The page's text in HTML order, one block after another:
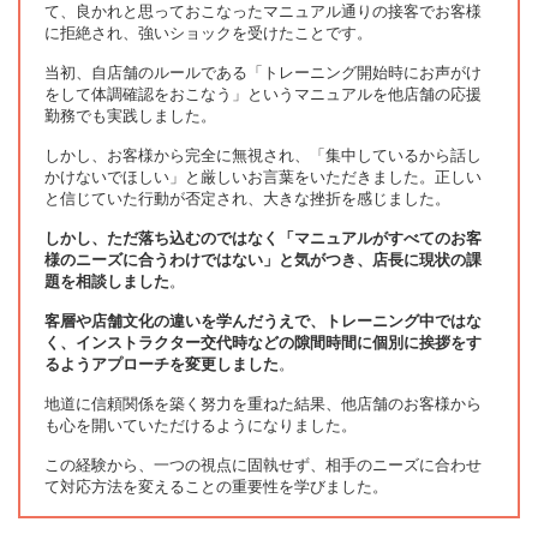
て、良かれと思っておこなったマニュアル通りの接客でお客様
に拒絶され、強いショックを受けたことです。
当初、自店舗のルールである「トレーニング開始時にお声がけ
をして体調確認をおこなう」というマニュアルを他店舗の応援
勤務でも実践しました。
しかし、お客様から完全に無視され、「集中しているから話し
かけないでほしい」と厳しいお言葉をいただきました。正しい
と信じていた行動が否定され、大きな挫折を感じました。
しかし、ただ落ち込むのではなく「マニュアルがすべてのお客
様のニーズに合うわけではない」と気がつき、店長に現状の課
題を相談しました 。
客層や店舗文化の違いを学んだうえで、トレーニング中ではな
く、インストラクター交代時などの隙間時間に個別に挨拶をす
るようアプローチを変更しました 。
地道に信頼関係を築く努力を重ねた結果、他店舗のお客様から
も心を開いていただけるようになりました。
この経験から、一つの視点に固執せず、相手のニーズに合わせ
て対応方法を変えることの重要性を学びました。